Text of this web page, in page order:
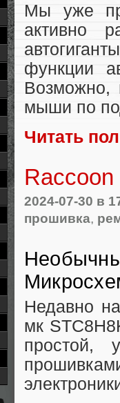
Мы уже
активно
функции
мыши по
Читать
2024-07-30 в
прошивка,
Недавно
мк
простой,